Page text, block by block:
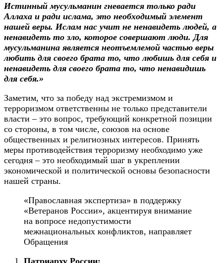
Истинный мусульманин гневается только ради
Аллаха и ради ислама, это необходимый элемент
нашей веры. Ислам нас учит не ненавидеть людей, а
ненавидеть то зло, которое совершают люди. Для
мусульманина является неотъемлемой частью веры
любить для своего брата то, что любишь для себя и
ненавидеть для своего брата то, что ненавидишь
для себя.»
Заметим, что за победу над экстремизмом и
терроризмом ответственны не только представители
власти – это вопрос, требующий конкретной позиции
со стороны, в том числе, союзов на основе
общественных и религиозных интересов. Принять
меры противодействия терроризму необходимо уже
сегодня – это необходимый шаг в укреплении
экономической и политической основы безопасности
нашей страны.
«Православная экспертиза» в поддержку
«Ветеранов России», акцентируя внимание
на вопросе недопустимости
межнациональных конфликтов, направляет
Обращения
Патриарху России;